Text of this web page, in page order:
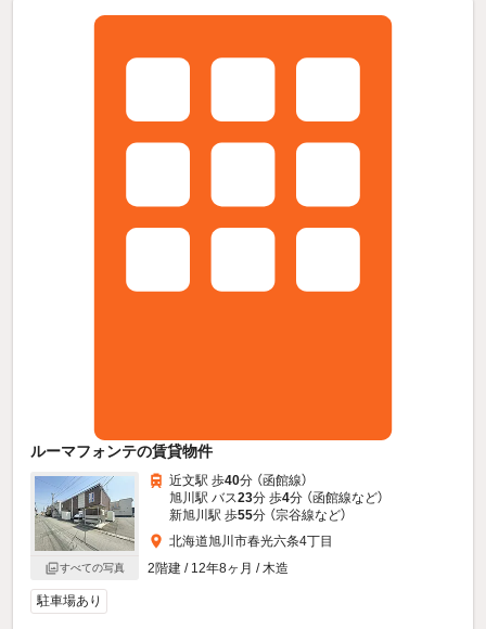
ルーマフォンテの賃貸物件
すべての写真
近文駅 歩40分 （函館線）
旭川駅 バス23分 歩4分 （函館線など）
新旭川駅 歩55分 （宗谷線など）
北海道旭川市春光六条4丁目
2階建 / 12年8ヶ月 / 木造
駐車場あり